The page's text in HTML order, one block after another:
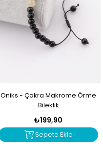
Oniks - Çakra Makrome Örme
Bileklik
₺199,90
Sepete Ekle